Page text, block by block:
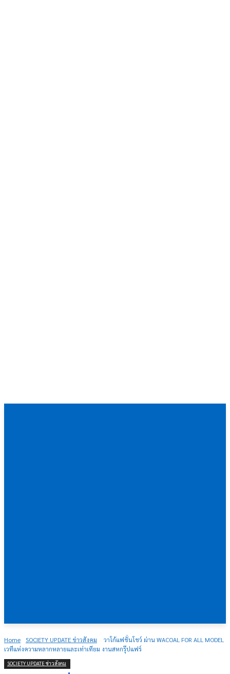
Home SOCIETY UPDATE ข่าวสังคม
วาโก้แฟชั่นโชว์ ผ่าน WACOAL FOR ALL MODEL
เวทีแห่งความหลากหลายและเท่าเทียม งานสหกรุ๊ปแฟร์
SOCIETY UPDATE ข่าวสังคม